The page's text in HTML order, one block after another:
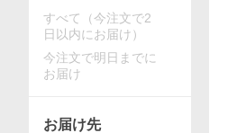
すべて（今注文で2
日以内にお届け）
今注文で明日までに
お届け
お届け先